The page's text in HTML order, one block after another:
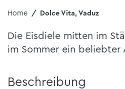
Home Dolce Vita, Vaduz
Die Eisdiele mitten im
im Sommer ein beliebter
Beschreibung